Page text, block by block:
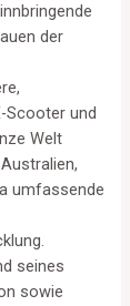
der
Scooter und
Welt
umfassende
seines
sowie